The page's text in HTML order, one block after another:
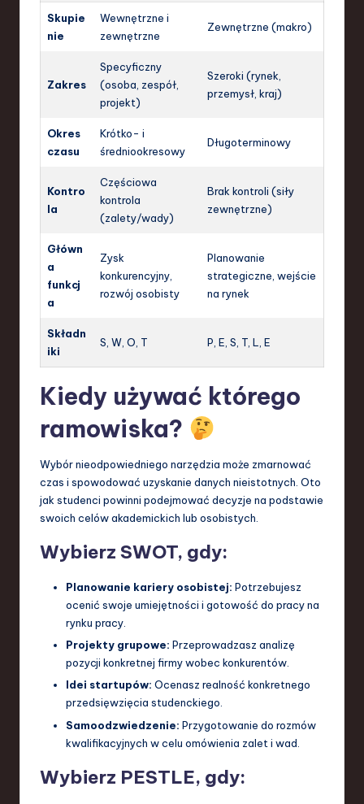
Skupie
nie
Wewnętrzne i
zewnętrzne
Zewnętrzne (makro)
Zakres
Specyficzny
(osoba, zespół,
projekt)
Szeroki (rynek,
przemysł, kraj)
Okres
czasu
Krótko- i
średniookresowy
Długoterminowy
Kontro
la
Częściowa
kontrola
(zalety/wady)
Brak kontroli (siły
zewnętrzne)
Główn
a
funkcj
a
Zysk
konkurencyjny,
rozwój osobisty
Planowanie
strategiczne, wejście
na rynek
Składn
iki
S, W, O, T P, E, S, T, L, E
Kiedy używać którego
ramowiska?
Wybór nieodpowiedniego narzędzia może zmarnować
czas i spowodować uzyskanie danych nieistotnych. Oto
jak studenci powinni podejmować decyzje na podstawie
swoich celów akademickich lub osobistych.
Wybierz SWOT, gdy:
Planowanie kariery osobistej: Potrzebujesz
ocenić swoje umiejętności i gotowość do pracy na
rynku pracy.
Projekty grupowe: Przeprowadzasz analizę
pozycji konkretnej firmy wobec konkurentów.
Idei startupów: Ocenasz realność konkretnego
przedsięwzięcia studenckiego.
Samoodzwiedzenie: Przygotowanie do rozmów
kwalifikacyjnych w celu omówienia zalet i wad.
Wybierz PESTLE, gdy: